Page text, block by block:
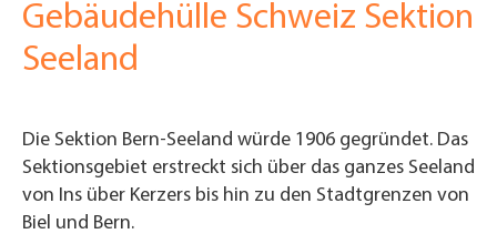
Gebäudehülle Schweiz Sektion
Seeland
Die Sektion Bern-Seeland würde 1906 gegründet. Das
Sektionsgebiet erstreckt sich über das ganzes Seeland
von Ins über Kerzers bis hin zu den Stadtgrenzen von
Biel und Bern.